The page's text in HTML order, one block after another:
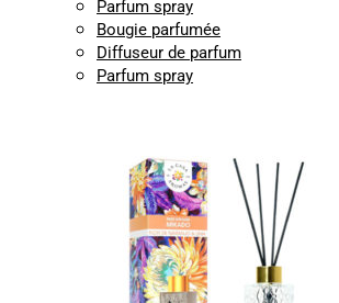
Parfum spray
Bougie parfumée
Diffuseur de parfum
Parfum spray